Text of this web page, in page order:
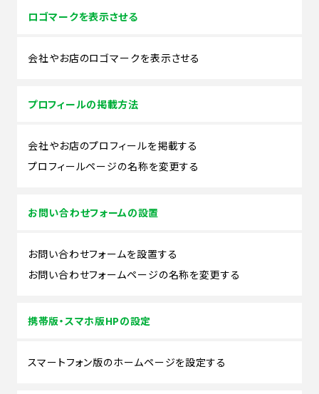
ロゴマークを表示させる
会社やお店のロゴマークを表示させる
プロフィールの掲載方法
会社やお店のプロフィールを掲載する
プロフィールページの名称を変更する
お問い合わせフォームの設置
お問い合わせフォームを設置する
お問い合わせフォームページの名称を変更する
携帯版・スマホ版HPの設定
スマートフォン版のホームページを設定する